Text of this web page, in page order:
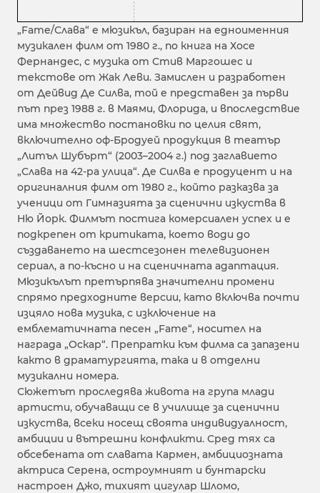
„Fame/Слава“ е мюзикъл, базиран на едноименния
музикален филм от 1980 г., по книга на Хосе
Фернандес, с музика от Стив Маргошес и
текстове от Жак Леви. Замислен и разработен
от Дейвид Де Силва, той е представен за първи
път през 1988 г. в Маями, Флорида, и впоследствие
има множество постановки по целия свят,
включително оф-Бродуей продукция в театър
„Литъл Шубърт“ (2003–2004 г.) под заглавието
„Слава на 42-ра улица“. Де Силва е продуцент и на
оригиналния филм от 1980 г., който разказва за
ученици от Гимназията за сценични изкуства в
Ню Йорк. Филмът постига комерсиален успех и е
подкрепен от критиката, което води до
създаването на шестсезонен телевизионен
сериал, а по-късно и на сценичната адаптация.
Мюзикълът претърпява значителни промени
спрямо предходните версии, като включва почти
изцяло нова музика, с изключение на
емблематичната песен „Fame“, носител на
награда „Оскар“. Препратки към филма са запазени
както в драматургията, така и в отделни
музикални номера.
Сюжетът проследява живота на група млади
артисти, обучаващи се в училище за сценични
изкуства, всеки носещ своята индивидуалност,
амбиции и вътрешни конфликти. Сред тях са
обсебената от славата Кармен, амбициозната
актриса Серена, остроумният и бунтарски
настроен Джо, тихият цигулар Шломо,